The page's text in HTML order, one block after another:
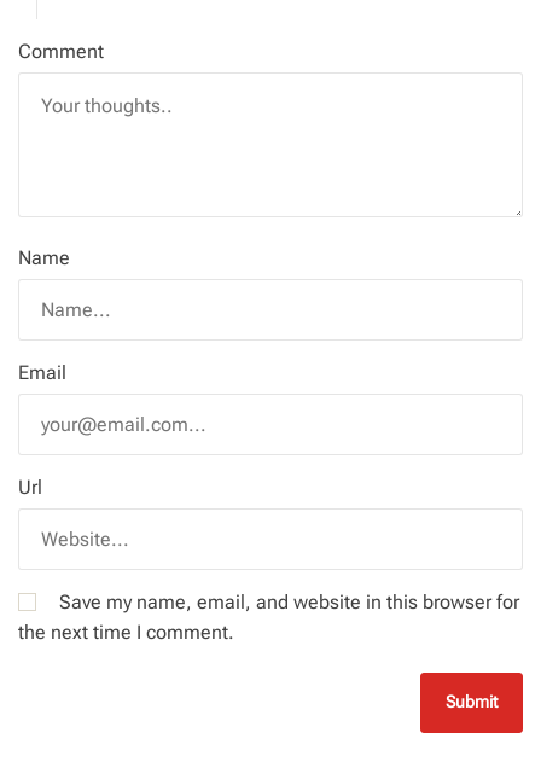
Comment
Name
Email
Url
Save my name, email, and website in this browser for
the next time I comment.